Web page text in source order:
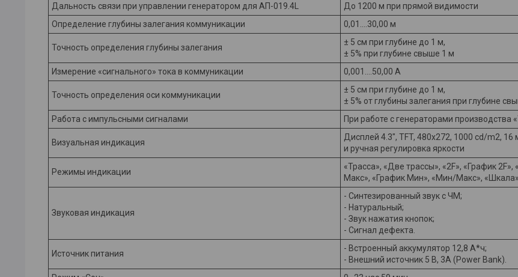
Дальность связи при управлении генератором для АП-019.4L
До 1200 м при прямой видимости
Определение глубины залегания коммуникации
0,01....30,00 м
Точность определения глубины залегания
± 5 см при глубине до 1 м,
± 5% при глубине свыше 1 м
Измерение «сигнального» тока в коммуникации
0,001....50,00 А
Точность определения оси коммуникации
± 5 см при глубине до 1 м,
± 5% от глубины залегания при глубине
Работа с импульсными сигналами
При работе с генераторами производства
Визуальная индикация
Дисплей 4.3″, TFT, 480х272, 1000 cd/m2,
и ручная регулировка яркости
Режимы индикации
«Трасса», «Две трассы», «2F», «График 2F»,
Макс», «График Мин», «Мин/Макс»,
Звуковая индикация
- Синтезированный звук с ЧМ;
- Натуральный;
- Звук нажатия кнопок;
- Сигнал дефекта.
Источник питания
- Встроенный аккумулятор 12,8 А*ч;
- Внешний источник 5 В, 3А (Power Bank).